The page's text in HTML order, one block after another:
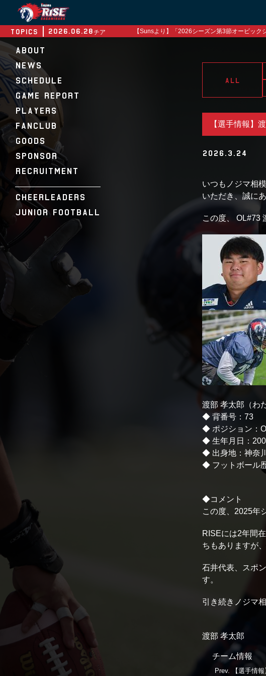
TOPICS 2026.06.28チア 【Sunsより】「2026シーズン第3節オービック
【Sunsより】「2026シーズン第2節IBM BIG
2026.05.22 【2026リーグ戦 第2節】IBM BIG BLUE戦のイ
ABOUT
NEWS
SCHEDULE
GAME REPORT
PLAYERS
FANCLUB
GOODS
SPONSOR
RECRUITMENT
CHEERLEADERS
JUNIOR FOOTBALL
ALL
【選手情報】
2026.3.24
いつもノジマ相
いただき、誠に
この度、 OL#73
渡部 孝太郎（わ
◆ 背番号：73
◆ ポジション：
◆ 生年月日：
◆ 出身地：神奈
◆ フットボール
◆コメント
この度、2025年
RISEには2年間
ちもありますが
石井代表、スポ
す。
引き続きノジマ
渡部 孝太郎
チーム情報
Prev.
【選手情